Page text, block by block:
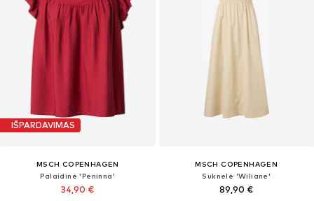
IŠPARDAVIMAS
MSCH COPENHAGEN
Palaidinė 'Peninna'
34,90 €
MSCH COPENHAGEN
Suknelė 'Wiliane'
89,90 €